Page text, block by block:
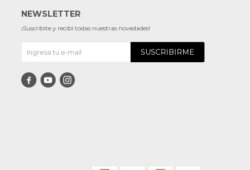
NEWSLETTER
¡Suscribite y recibí todas nuestras novedades!
SUSCRIBIRME
  